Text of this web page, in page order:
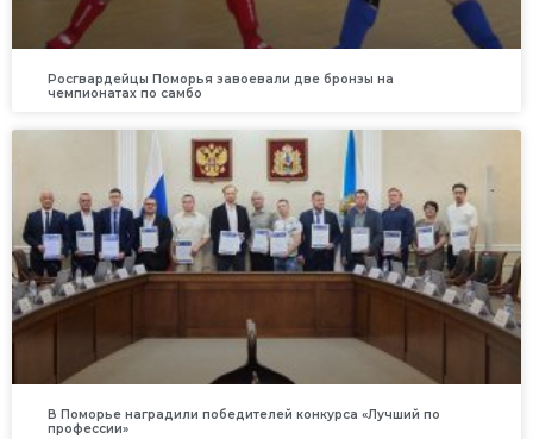
Росгвардейцы Поморья завоевали две бронзы на
чемпионатах по самбо
В Поморье наградили победителей конкурса «Лучший по
профессии»